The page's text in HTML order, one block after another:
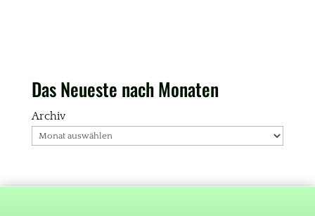
Das Neueste nach Monaten
Archiv